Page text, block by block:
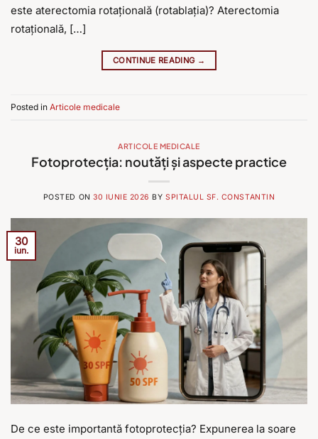
este aterectomia rotațională (rotablația)? Aterectomia
rotațională, […]
CONTINUE READING →
Posted in Articole medicale
ARTICOLE MEDICALE
Fotoprotecția: noutăți și aspecte practice
POSTED ON30 IUNIE 2026 BYSPITALUL SF. CONSTANTIN
30
iun.
De ce este importantă fotoprotecția? Expunerea la soare